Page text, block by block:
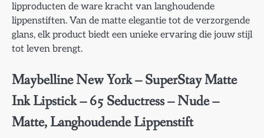
lipproducten de ware kracht van langhoudende
lippenstiften. Van de matte elegantie tot de verzorgende
glans, elk product biedt een unieke ervaring die jouw stijl
tot leven brengt.
Maybelline New York – SuperStay Matte
Ink Lipstick – 65 Seductress – Nude –
Matte, Langhoudende Lippenstift